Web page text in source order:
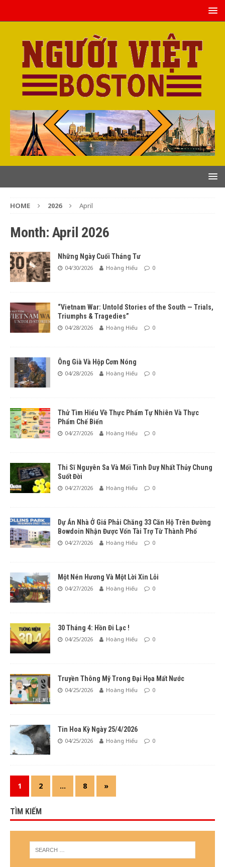
HOME 2026 April
Month: April 2026
Những Ngày Cuối Tháng Tư
04/30/2026 Hoàng Hiếu 0
“Vietnam War: Untold Stories of the South — Trials,
Triumphs & Tragedies”
04/28/2026 Hoàng Hiếu 0
Ông Già Và Hộp Cơm Nóng
04/28/2026 Hoàng Hiếu 0
Thử Tìm Hiểu Về Thực Phẩm Tự Nhiên Và Thực
Phẩm Chế Biến
04/27/2026 Hoàng Hiếu 0
Thi Sĩ Nguyên Sa Và Mối Tình Duy Nhất Thủy Chung
Suốt Đời
04/27/2026 Hoàng Hiếu 0
Dự Án Nhà Ở Giá Phải Chăng 33 Căn Hộ Trên Đường
Bowdoin Nhận Được Vốn Tài Trợ Từ Thành Phố
04/27/2026 Hoàng Hiếu 0
Một Nén Hương Và Một Lời Xin Lỗi
04/27/2026 Hoàng Hiếu 0
30 Tháng 4: Hồn Đi Lạc !
04/25/2026 Hoàng Hiếu 0
Truyền Thông Mỹ Trong Đại Họa Mất Nước
04/25/2026 Hoàng Hiếu 0
Tin Hoa Kỳ Ngày 25/4/2026
04/25/2026 Hoàng Hiếu 0
1 2 … 8 »
TÌM KIẾM